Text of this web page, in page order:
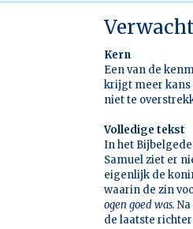
Kern
Een van de
krijgt meer kans
niet te
Volledige tekst
In het
Samuel ziet er
eigenlijk de
waarin de zin
ogen goed was.
de laatste